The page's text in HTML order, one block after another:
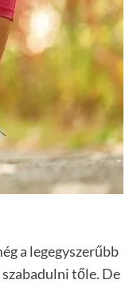
a legegyszerűbb
tőle. De